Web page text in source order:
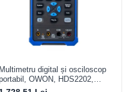
Multimetru digital și osciloscop
OWON, HDS2202,
200mV-1kV, 200mA-